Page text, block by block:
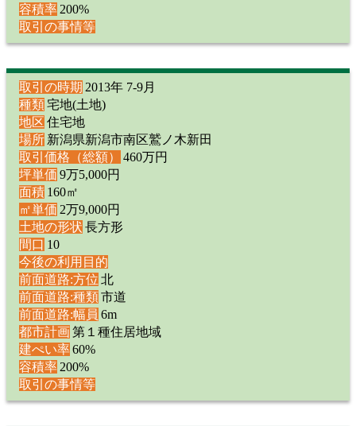
容積率200%
取引の事情等
取引の時期 2013年 7-9月
種類 宅地(土地)
地区 住宅地
場所 新潟県新潟市南区鷲ノ木新田
取引価格（総額）
460万円
坪単価 9万5,000円
面積 160㎡
㎡単価 2万9,000円
土地の形状 長方形
間口 10
今後の利用目的
前面道路:方位 北
前面道路:種類 市道
前面道路:幅員 6m
都市計画 第１種住居地域
建ぺい率60%
容積率200%
取引の事情等